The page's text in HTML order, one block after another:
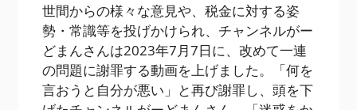
世間からの様々な意見や、税金に対する姿
勢・常識等を投げかけられ、チャンネルがー
どまんさんは2023年7月7日に、改めて一連
の問題に謝罪する動画を上げました。「何を
言おうと自分が悪い」と再び謝罪し、頭を下